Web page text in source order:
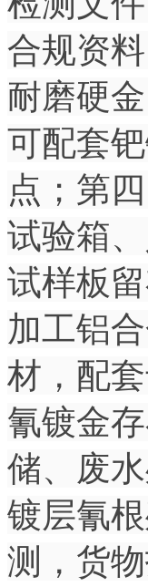
合规资
耐磨硬
可配套
点；第
试验箱
试样板
加工铝
材，配
氰镀金
储、废
镀层氰
测，货